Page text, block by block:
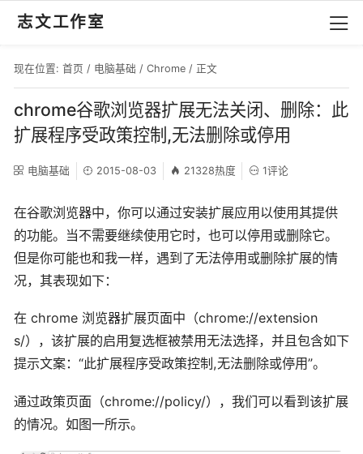
志文工作室
现在位置: 首页 / 电脑基础 / Chrome / 正文
chrome谷歌浏览器扩展无法关闭、删除：此
扩展程序受政策控制,无法删除或停用
电脑基础 2015-08-03 21328热度 1评论
在谷歌浏览器中，你可以通过安装扩展应用以使用其提供
的功能。当不需要继续使用它时，也可以停用或删除它。
但是你可能也和我一样，遇到了无法停用或删除扩展的情
况，其表现如下：
在 chrome 浏览器扩展页面中（chrome://extension
s/），该扩展的启用复选框被禁用无法选择，并且包含如下
提示文案：“此扩展程序受政策控制,无法删除或停用”。
通过政策页面（chrome://policy/），我们可以看到该扩展
的情况。如图一所示。